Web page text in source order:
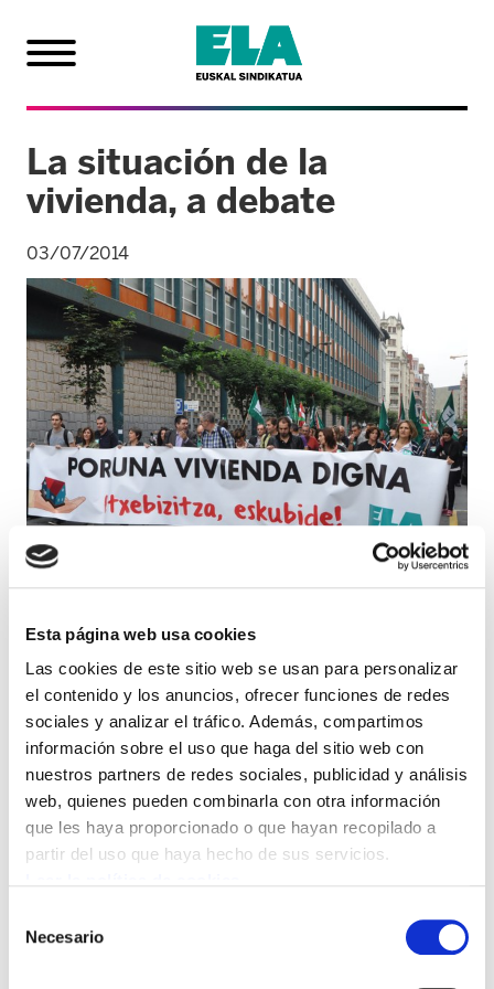
Esta página web usa cookies
Las cookies de este sitio web se usan para personalizar
el contenido y los anuncios, ofrecer funciones de redes
sociales y analizar el tráfico. Además, compartimos
información sobre el uso que haga del sitio web con
nuestros partners de redes sociales, publicidad y análisis
web, quienes pueden combinarla con otra información
que les haya proporcionado o que hayan recopilado a
partir del uso que haya hecho de sus servicios.
Necesario
La situación de la
vivienda, a debate
03/07/2014
ELA y la Fundación Manu Robles-Arangiz
han organizado en Bilbao una jornada
bajo el lema 'La vivienda en Hego Euskal
Herria: situación y alternativas'. En
primer lugar ha habido un acto de
formación; después se ha celebrado una
Durante el acto, en el que ha participado el